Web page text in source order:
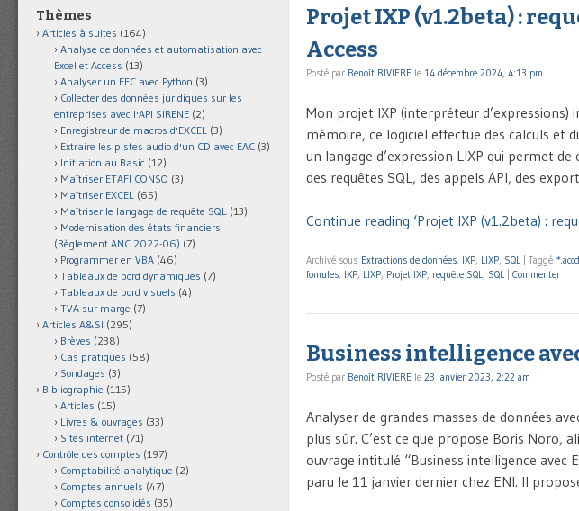
Projet IXP (v1.2beta) :
Access
Posté par Benoît RIVIERE le 14 décembre 2024, 4:13 pm
Mon projet IXP (interpréteur
mémoire, ce logiciel effectue des calculs et
un langage d’expression LIXP qui permet
des requêtes SQL, des appels API, des
Continue reading ‘Projet IXP (v1.2beta) :
Archivé sous Extractions de données, IXP, LIXP, SQL Taggé
fomules, IXP, LIXP, Projet IXP, requête SQL, SQL Commenter
Business intelligence
Posté par Benoît RIVIERE le 23 janvier 2023, 2:22 am
Analyser de grandes masses de données
plus sûr. C’est ce que propose Boris Noro,
ouvrage intitulé “Business intelligence avec
paru le 11 janvier dernier chez ENI. Il
Thèmes
Articles à suites (164)
Analyse de données et automatisation avec
Excel et Access (13)
Analyser un FEC avec Python (3)
Collecter des données juridiques sur les
entreprises avec l'API SIRENE (2)
Enregistreur de macros d'EXCEL (3)
Extraire les pistes audio d'un CD avec EAC (3)
Initiation au Basic (12)
Maîtriser ETAFI CONSO (3)
Maîtriser EXCEL (65)
Maîtriser le langage de requête SQL (13)
Modernisation des états financiers
(Règlement ANC 2022-06) (7)
Programmer en VBA (46)
Tableaux de bord dynamiques (7)
Tableaux de bord visuels (4)
TVA sur marge (7)
Articles A&SI (295)
Brèves (238)
Cas pratiques (58)
Sondages (3)
Bibliographie (115)
Articles (15)
Livres & ouvrages (33)
Sites internet (71)
Contrôle des comptes (197)
Comptabilité analytique (2)
Comptes annuels (47)
Comptes consolidés (35)